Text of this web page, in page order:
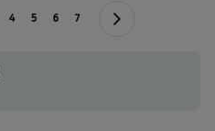
4 5 6 7